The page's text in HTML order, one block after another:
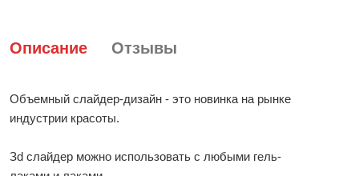
Описание Отзывы
Объемный слайдер-дизайн - это новинка на рынке
индустрии красоты.
Зd слайдер можно использовать с любыми гель-